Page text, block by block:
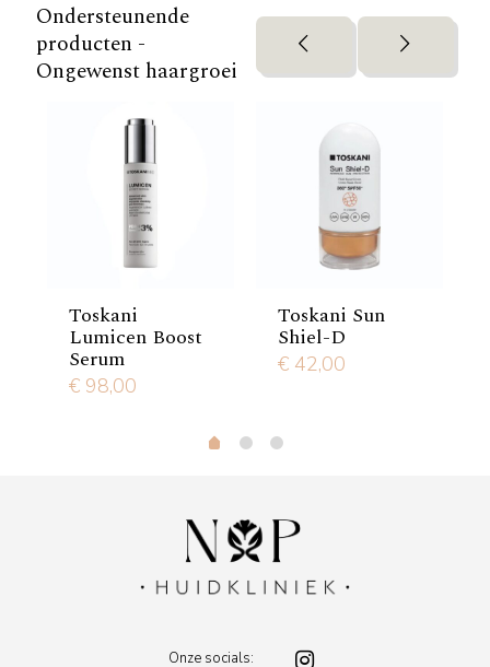
Ondersteunende
producten -
Ongewenst haargroei
Toskani
Lumicen Boost
Serum
€ 98,00
Toskani Sun
Shiel-D
€ 42,00
Onze socials: